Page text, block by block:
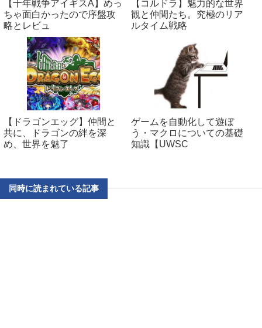
【千年戦争アイギスA】めっ
ちゃ面白かったので序盤攻
略とレビュ
【コルドラ】魅力的な世界
観と仲間たち。究極のリア
ルタイム戦略
【ドラゴンエッグ】仲間と
共に、ドラゴンの絆を深
め、世界を魅了
ゲームを自動化して遊ぼ
う・マクロについての基礎
知識【UWSC
同時に読まれている記事